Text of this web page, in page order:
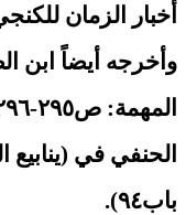
أخبار الزمان للكنجي: ص١١٦-
وأخرجه أيضاً ابن
باب٩٤).